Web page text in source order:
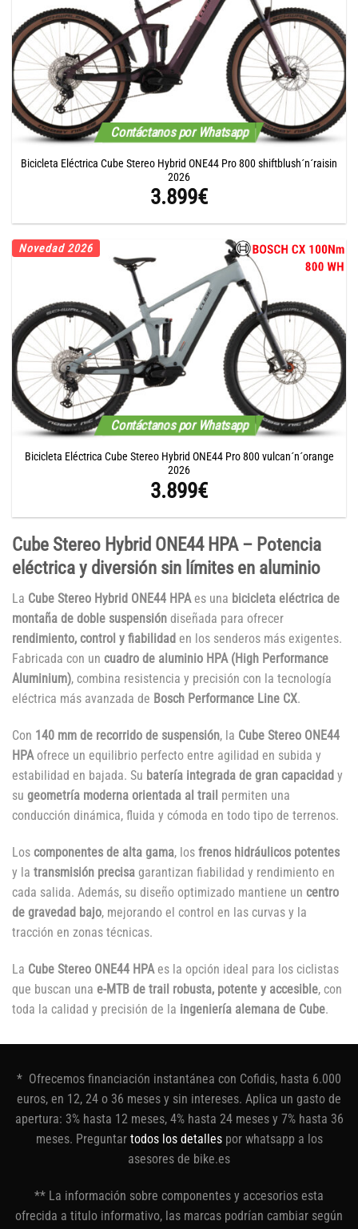
Contáctanos por Whatsapp
Bicicleta Eléctrica Cube Stereo Hybrid ONE44 Pro 800 shiftblush´n´raisin
2026
3.899€
Contáctanos por Whatsapp
Novedad 2026
Bicicleta Eléctrica Cube Stereo Hybrid ONE44 Pro 800 vulcan´n´orange
2026
3.899€
Cube Stereo Hybrid ONE44 HPA – Potencia
eléctrica y diversión sin límites en aluminio
La Cube Stereo Hybrid ONE44 HPAes una bicicleta eléctrica de
montaña de doble suspensión diseñada para ofrecer
rendimiento, control y fiabilidad en los senderos más exigentes.
Fabricada con un cuadro de aluminio HPA (High Performance
Aluminium), combina resistencia y precisión con la tecnología
eléctrica más avanzada de Bosch Performance Line CX.
Con 140 mm de recorrido de suspensión, la Cube Stereo ONE44
HPAofrece un equilibrio perfecto entre agilidad en subida y
estabilidad en bajada. Su batería integrada de gran capacidad y
su geometría moderna orientada al trail permiten una
conducción dinámica, fluida y cómoda en todo tipo de terrenos.
Los componentes de alta gama, los frenos hidráulicos potentes
y la transmisión precisa garantizan fiabilidad y rendimiento en
cada salida. Además, su diseño optimizado mantiene un centro
de gravedad bajo, mejorando el control en las curvas y la
tracción en zonas técnicas.
La Cube Stereo ONE44 HPAes la opción ideal para los ciclistas
que buscan una e-MTB de trail robusta, potente y accesible, con
toda la calidad y precisión de la ingeniería alemana de Cube.
* Ofrecemos financiación instantánea con Cofidis, hasta 6.000
euros, en 12, 24 o 36 meses y sin intereses. Aplica un gasto de
apertura: 3% hasta 12 meses, 4% hasta 24 meses y 7% hasta 36
meses. Preguntar todos los detallespor whatsapp a los
asesores de bike.es
** La información sobre componentes y accesorios esta
ofrecida a titulo informativo, las marcas podrían cambiar según